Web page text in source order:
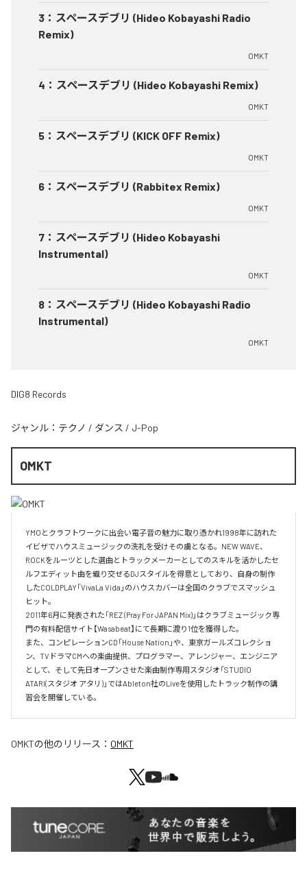
3 ： スペースデブリ (Hideo Kobayashi Radio
Remix)
OMKT
4 ： スペースデブリ (Hideo Kobayashi Remix)
OMKT
5 ： スペースデブリ (KICK OFF Remix)
OMKT
6 ： スペースデブリ (Rabbitex Remix)
OMKT
7 ： スペースデブリ (Hideo Kobayashi
Instrumental)
OMKT
8 ： スペースデブリ (Hideo Kobayashi Radio
Instrumental)
OMKT
DIG8 Records
ジャンル： テクノ / ダンス / J-Pop
OMKT
YMOとクラフトワークに出会い電子音の魅力に取り憑かれ1998年に訪れた
イビザでハウスミュージックの洗礼を受けその虜となる。NEW WAVE、
ROCKをルーツとした選曲とトラックメーカーとしてのスキルを活かしたセ
ルフエディット曲を織り交ぜるDJスタイルを得意としており、自身の制作
したCOLDPLAY「VivaLa Vida」のハウスカバーは全国のクラブでスマッシュ
ヒット。
2011年6月に発表された「REZ (Pray For JAPAN Mix)」はクラブミュージック専
門の有料配信サイト【Wasabeat】にて長期に渡り1位を獲得した。
また、コンピレーションCD「House Nation」や、東京ガールズコレクショ
ン、TVドラマCMへの楽曲提供、プログラマー、アレンジャー、エンジニア
として、そして先日オープンさせた楽曲制作専用スタジオ「STUDIO
ATARI(スタジオ アタリ)」ではAbleton社のLiveを使用したトラック制作の講
習会を開催している。
OMKTの他のリリース： OMKT